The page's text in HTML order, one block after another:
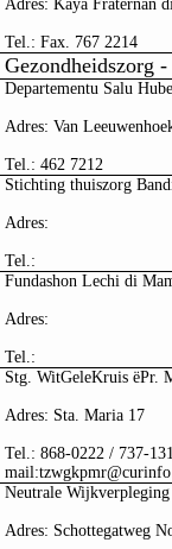
Adres: Kaya Fraternan
Tel.: Fax. 767 2214
Gezondheidszorg -
Departementu Salu
Adres: Van
Tel.: 462 7212
Stichting thuiszorg
Adres:
Tel.:
Fundashon Lechi di
Adres:
Tel.:
Stg. WitGeleKruis ëPr.
Adres: Sta. Maria 17
Tel.: 868-0222 / 737-
Neutrale Wijkverpleging
Adres: Schottegatweg